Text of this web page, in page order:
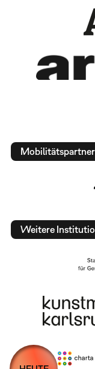
Mobilitätspartner
Weitere